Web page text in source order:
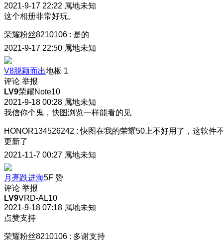
2021-9-17 22:22 属地未知
这个相册非常好玩。
荣耀粉丝8210106 : 是的
2021-9-17 22:50 属地未知
V8脱颖而出地板 1
评论 举报
LV9荣耀Note10
2021-9-18 00:28 属地未知
我信你个鬼，快图浏览一样能看的见
HONOR134526242 : 快图在我的荣耀50上不好用了，这软件
更新了
2021-11-7 00:27 属地未知
月亮跌进海5F 赞
评论 举报
LV9VRD-AL10
2021-9-18 07:18 属地未知
点赞支持
荣耀粉丝8210106 : 多谢支持